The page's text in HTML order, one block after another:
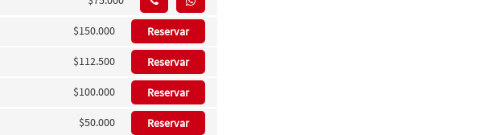
$150.000 Reservar
$112.500 Reservar
$100.000 Reservar
$50.000 Reservar